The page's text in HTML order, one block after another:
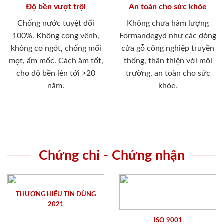
Độ bền vượt trội
Chống nước tuyệt đối
100%. Không cong vênh,
không co ngót, chống mối
mọt, ẩm mốc. Cách âm tốt,
cho độ bền lên tới >20
năm.
An toàn cho sức khỏe
Không chưa hàm lượng
Formandegyd như các dòng
cửa gỗ công nghiệp truyền
thống, thân thiện với môi
trường, an toàn cho sức
khỏe.
Chứng chỉ - Chứng nhận
THƯƠNG HIỆU TIN DÙNG
2021
ISO 9001